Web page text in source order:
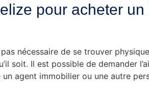
pour acheter un
pas nécessaire de se trouver
soit. Il est possible de demander
agent immobilier ou une autre